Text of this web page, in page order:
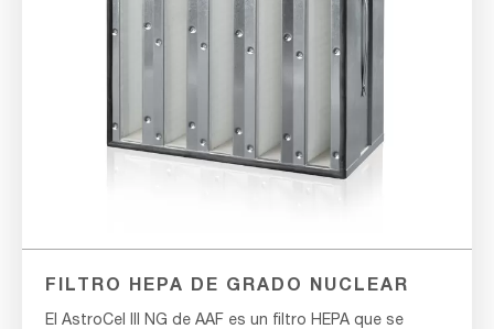
FILTRO HEPA DE GRADO NUCLEAR
El AstroCel III NG de AAF es un filtro HEPA que se